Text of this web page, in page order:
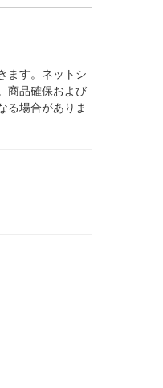
ます。ネットシ
商品確保および
る場合がありま